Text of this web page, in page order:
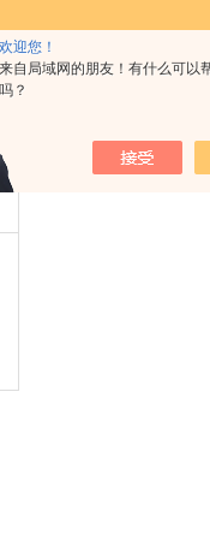
欢迎您！
来自局域网的朋友！有什么可以
吗？